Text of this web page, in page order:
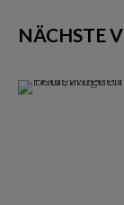
NÄCHSTE